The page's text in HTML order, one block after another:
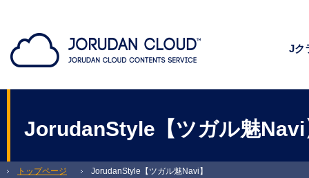
Jク
JorudanStyle【ツガル魅Navi
トップページ JorudanStyle【ツガル魅Navi】